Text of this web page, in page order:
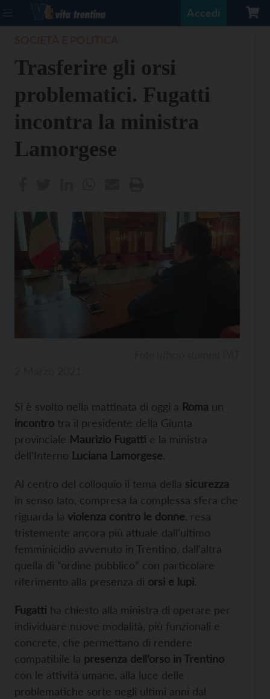
Accedi
Trasferire gli orsi
problematici. Fugatti
incontra la ministra
Lamorgese
Si è svolto nella mattinata di oggi a Roma un
incontro tra il presidente della Giunta
provinciale Maurizio Fugatti e la ministra
dell’Interno Luciana Lamorgese.
Al centro del colloquio il tema della sicurezza
in senso lato, compresa la complessa sfera che
riguarda la violenza contro le donne , resa
tristemente ancora più attuale dall’ultimo
femminicidio avvenuto in Trentino, dall’altra
quella di “ordine pubblico” con particolare
riferimento alla presenza di orsi e lupi.
Fugatti ha chiesto alla ministra di operare per
individuare nuove modalità, più funzionali e
concrete, che permettano di rendere
compatibile la presenza dell’orso in Trentino
con le attività umane, alla luce delle
problematiche sorte negli ultimi anni dal